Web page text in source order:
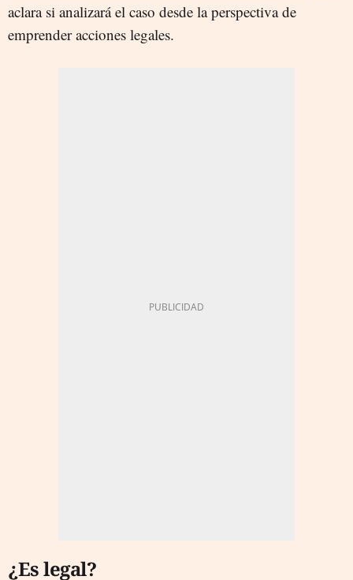
aclara si analizará el caso desde la perspectiva de
emprender acciones legales.
¿Es legal?